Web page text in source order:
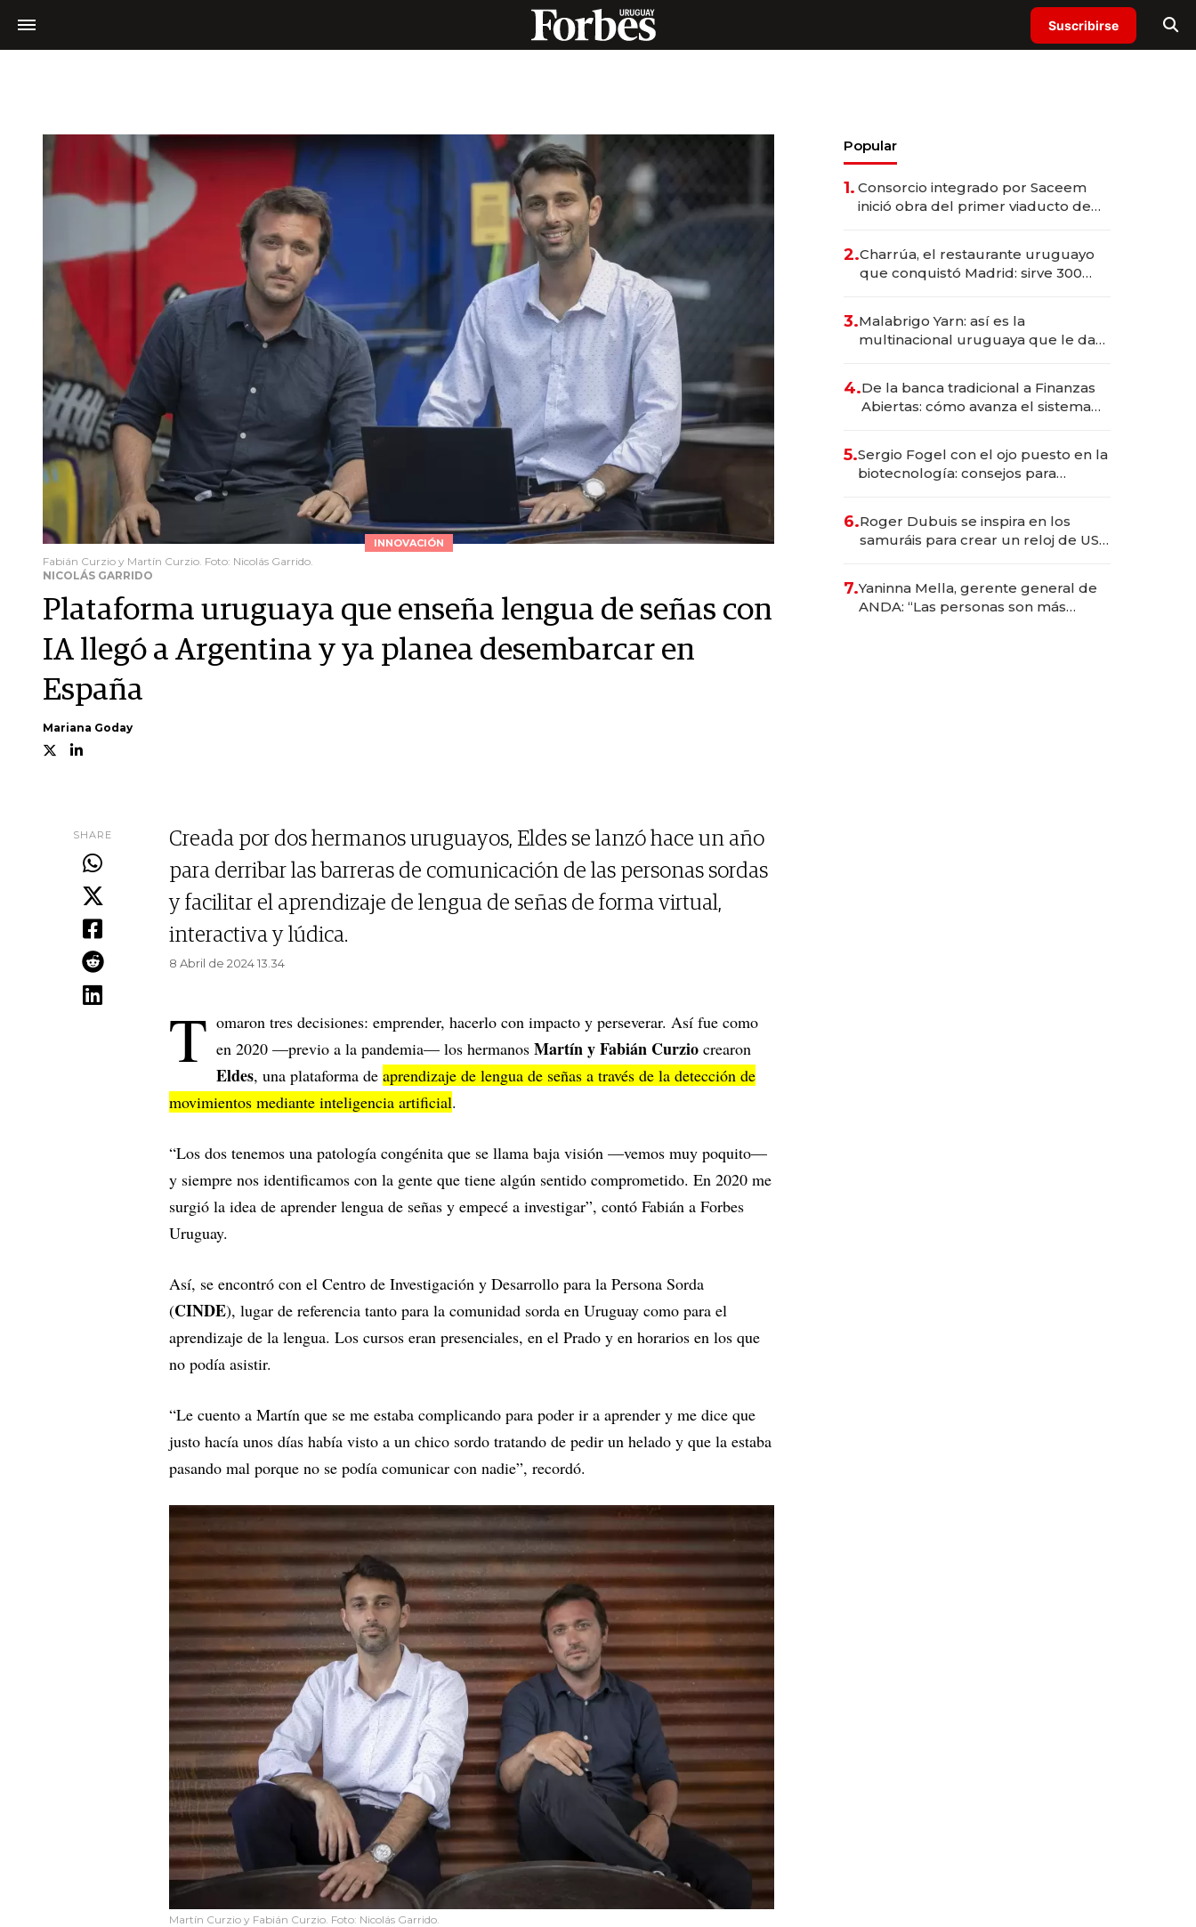
Suscribirse
INNOVACIÓN
Fabián Curzio y Martín Curzio. Foto: Nicolás Garrido.
NICOLÁS GARRIDO
Plataforma uruguaya que enseña lengua de señas con
IA llegó a Argentina y ya planea desembarcar en
España
Mariana Goday
SHARE
Creada por dos hermanos uruguayos, Eldes se lanzó hace un año
para derribar las barreras de comunicación de las personas sordas
y facilitar el aprendizaje de lengua de señas de forma virtual,
interactiva y lúdica.
8 Abril de 2024 13.34
T omaron tres decisiones: emprender, hacerlo con impacto y perseverar. Así fue como
en 2020 —previo a la pandemia— los hermanos Martín y Fabián Curzio crearon
Eldes, una plataforma de aprendizaje de lengua de señas a través de la detección de
movimientos mediante inteligencia artificial.
“Los dos tenemos una patología congénita que se llama baja visión —vemos muy poquito—
y siempre nos identificamos con la gente que tiene algún sentido comprometido. En 2020 me
surgió la idea de aprender lengua de señas y empecé a investigar”, contó Fabián a Forbes
Uruguay.
Así, se encontró con el Centro de Investigación y Desarrollo para la Persona Sorda
(CINDE), lugar de referencia tanto para la comunidad sorda en Uruguay como para el
aprendizaje de la lengua. Los cursos eran presenciales, en el Prado y en horarios en los que
no podía asistir.
“Le cuento a Martín que se me estaba complicando para poder ir a aprender y me dice que
justo hacía unos días había visto a un chico sordo tratando de pedir un helado y que la estaba
pasando mal porque no se podía comunicar con nadie”, recordó.
Martín Curzio y Fabián Curzio. Foto: Nicolás Garrido.
Popular
1. Consorcio integrado por Saceem
inició obra del primer viaducto de
millones
2.Charrúa, el restaurante uruguayo
que conquistó Madrid: sirve 300
prepara apertura
3.Malabrigo Yarn: así es la
multinacional uruguaya que le da
4.De la banca tradicional a Finanzas
Abiertas: cómo avanza el sistema
5.Sergio Fogel con el ojo puesto en la
biotecnología: consejos para
6.Roger Dubuis se inspira en los
samuráis para crear un reloj de US$
7.Yaninna Mella, gerente general de
ANDA: “Las personas son más